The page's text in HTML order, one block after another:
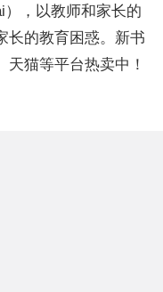
，以教师和家长的
长的教育困惑。新书
天猫等平台热卖中！